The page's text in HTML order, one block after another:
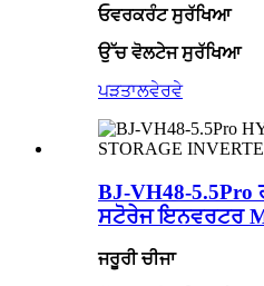
ਓਵਰਕਰੰਟ ਸੁਰੱਖਿਆ
ਉੱਚ ਵੋਲਟੇਜ ਸੁਰੱਖਿਆ
ਪੜਤਾਲਵੇਰਵੇ
BJ-VH48-
ਸਟੋਰੇਜ ਇਨਵਰਟਰ
ਜਰੂਰੀ ਚੀਜਾ